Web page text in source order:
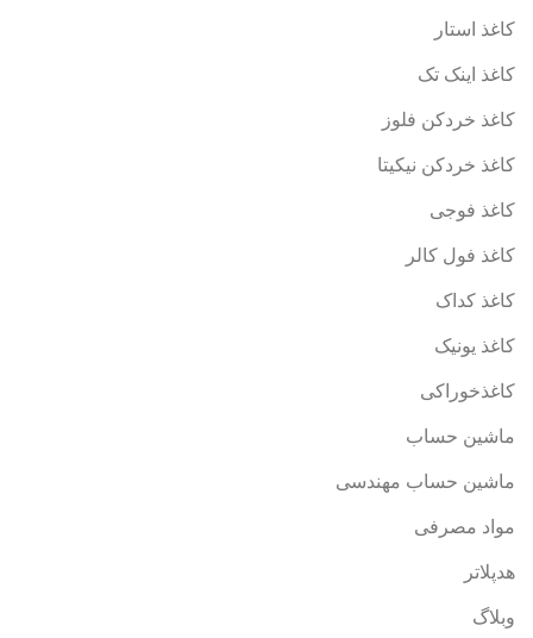
کاغذ استار
کاغذ اینک تک
کاغذ خردکن فلوز
کاغذ خردکن نیکیتا
کاغذ فوجی
کاغذ فول کالر
کاغذ کداک
کاغذ یونیک
کاغذخوراکی
ماشین حساب
ماشین حساب مهندسی
مواد مصرفی
هدپلاتر
وبلاگ